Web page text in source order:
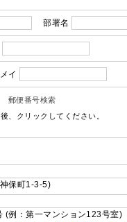
部署名
イ
郵便番号検索
、クリックしてください。
保町1-3-5)
(例：第一マンション123号室)